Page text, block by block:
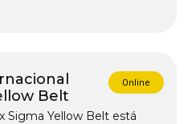
Belt
Online
Sigma Yellow Belt está